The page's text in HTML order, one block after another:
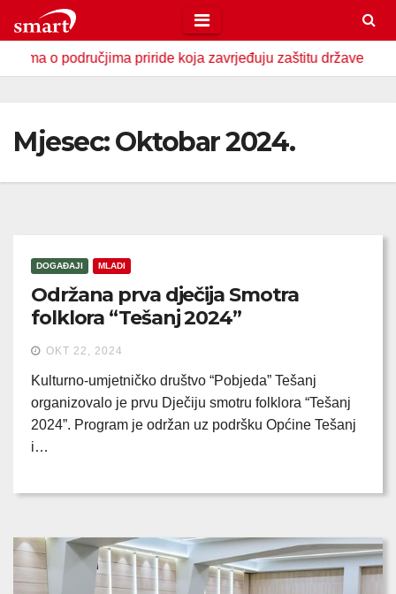
to
contentpriride koja zavrjeđuju zaštitu države U Zavidovićima
Mjesec:Oktobar 2024.
DOGAĐAJI MLADI
Održana prva dječija Smotra
folklora “Tešanj 2024”
OKT 22, 2024
Kulturno-umjetničko društvo “Pobjeda” Tešanj
organizovalo je prvu Dječiju smotru folklora “Tešanj
2024”. Program je održan uz podršku Općine Tešanj
i…